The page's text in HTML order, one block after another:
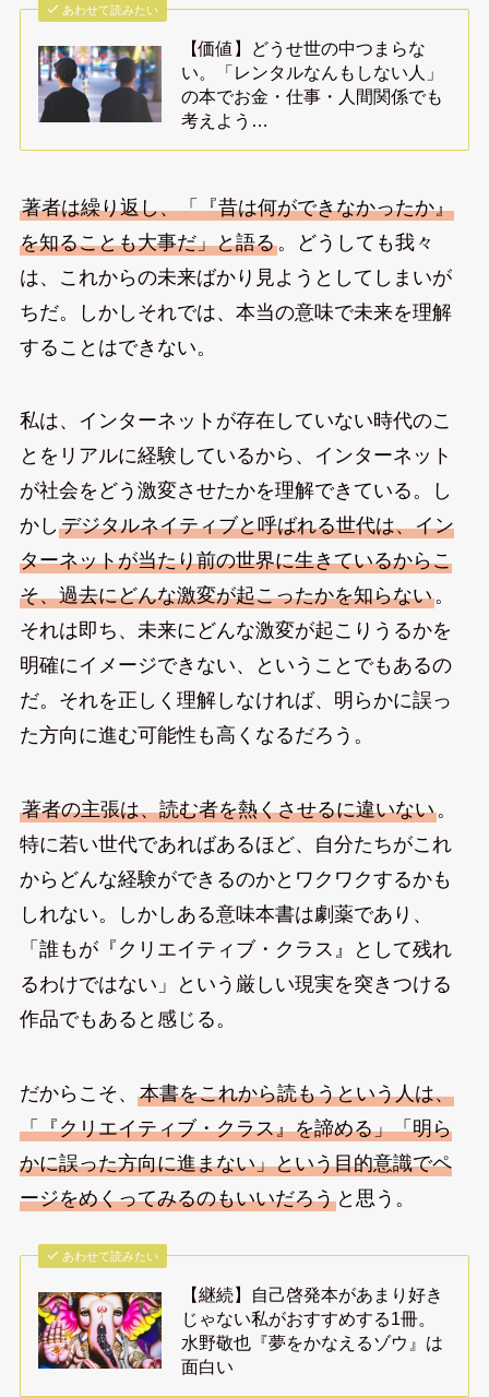
あわせて読みたい
【価値】どうせ世の中つまらな
い。「レンタルなんもしない人」
の本でお金・仕事・人間関係でも
考えよう…
著者は繰り返し、「『昔は何ができなかったか』
を知ることも大事だ」と語る。どうしても我々
は、これからの未来ばかり見ようとしてしまいが
ちだ。しかしそれでは、本当の意味で未来を理解
することはできない。
私は、インターネットが存在していない時代のこ
とをリアルに経験しているから、インターネット
が社会をどう激変させたかを理解できている。し
かし デジタルネイティブと呼ばれる世代は、イン
ターネットが当たり前の世界に生きているからこ
そ、過去にどんな激変が起こったかを知らない。
それは即ち、未来にどんな激変が起こりうるかを
明確にイメージできない、ということでもあるの
だ。それを正しく理解しなければ、明らかに誤っ
た方向に進む可能性も高くなるだろう。
著者の主張は、読む者を熱くさせるに違いない。
特に若い世代であればあるほど、自分たちがこれ
からどんな経験ができるのかとワクワクするかも
しれない。しかしある意味本書は劇薬であり、
「誰もが『クリエイティブ・クラス』として残れ
るわけではない」という厳しい現実を突きつける
作品でもあると感じる。
だからこそ、 本書をこれから読もうという人は、
「『クリエイティブ・クラス』を諦める」「明ら
かに誤った方向に進まない」という目的意識でペ
ージをめくってみるのもいいだろうと思う。
あわせて読みたい
【継続】自己啓発本があまり好き
じゃない私がおすすめする1冊。
水野敬也『夢をかなえるゾウ』は
面白い